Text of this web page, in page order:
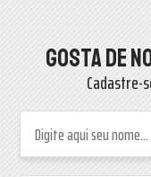
Gosta de
Cadastre-